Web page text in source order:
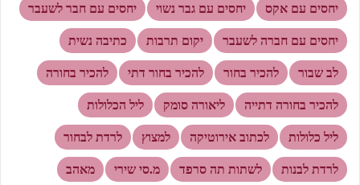
יחסים עם אקס יחסים עם גבר נשוי יחסים עם חבר לשעבר
יחסים עם חברה לשעבר יקום תרבות כתיבה נשית
לב שבור להכיר בחור להכיר בחור דתי להכיר בחורה
להכיר בחורה דתייה ליאורה סומק ליל הכלולות
ליל כלולות לכתוב אירוטיקה למצוץ לרדת לבחור
לרדת לבנות לשתות תה סרפד מ.סי שירי מאהב